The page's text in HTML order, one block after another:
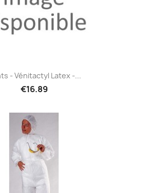
- Vénitactyl Latex -...
€16.89